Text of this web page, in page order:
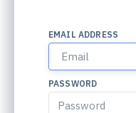
EMAIL ADDRESS
PASSWORD